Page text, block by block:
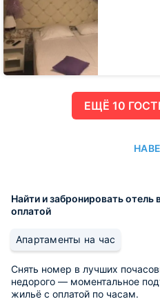
ЕЩË 10
Найти и забронировать
оплатой
Апартаменты на час
Снять номер в лучших
недорого — моментальное
жильё с оплатой по часам.